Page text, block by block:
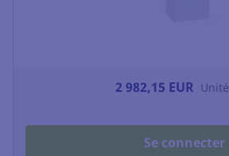
2 982,15 EUR Unité
Se connecter